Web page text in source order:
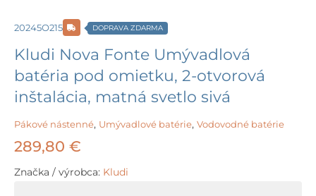
20245O215 DOPRAVA ZDARMA
Kludi Nova Fonte Umývadlová
batéria pod omietku, 2-otvorová
inštalácia, matná svetlo sivá
Pákové nástenné, Umývadlové batérie, Vodovodné batérie
289,80 €
Značka / výrobca: Kludi